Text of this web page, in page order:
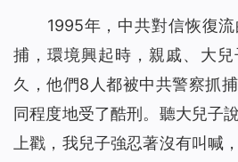
1995年，中共對信恢復
捕，環境興起時，親戚、大
久，他們8人都被中共警察抓
同程度地受了酷刑。聽大兒子
上戳，我兒子強忍著沒有叫喊